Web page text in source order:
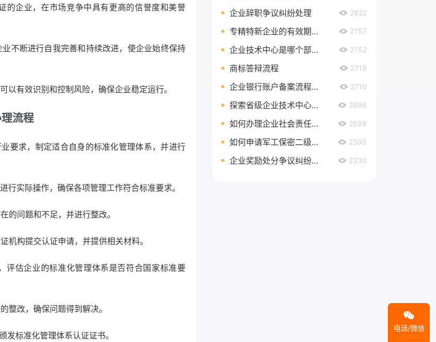
的企业，在市场竞争中具有更高的信誉度和美誉
不断进行自我完善和持续改进，使企业始终保持
以有效识别和控制风险，确保企业稳定运行。
流程
要求，制定适合自身的标准化管理体系，并进行
行实际操作，确保各项管理工作符合标准要求。
的问题和不足，并进行整改。
机构提交认证申请，并提供相关材料。
评估企业的标准化管理体系是否符合国家标准要
整改，确保问题得到解决。
发标准化管理体系认证证书。
企业辞职争议纠纷处理 2822
专精特新企业的有效期有多久？ 2757
企业技术中心是哪个部门认定？ 2752
商标答辩流程 2719
企业银行账户备案流程是什么？ 2710
探索省级企业技术中心奖励政策，助力企业创新发展 2696
如何办理企业社会责任管理体系认证延期 2598
如何申请军工保密二级资质 2395
企业奖励处分争议纠纷处理 2330
电话/微信